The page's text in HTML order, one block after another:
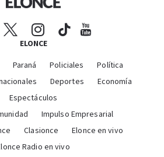
ELONCE
Paraná Policiales
Política
Deportes
Economía
Espectáculos
Impulso Empresarial
Clasionce
Elonce en vivo
Radio en vivo